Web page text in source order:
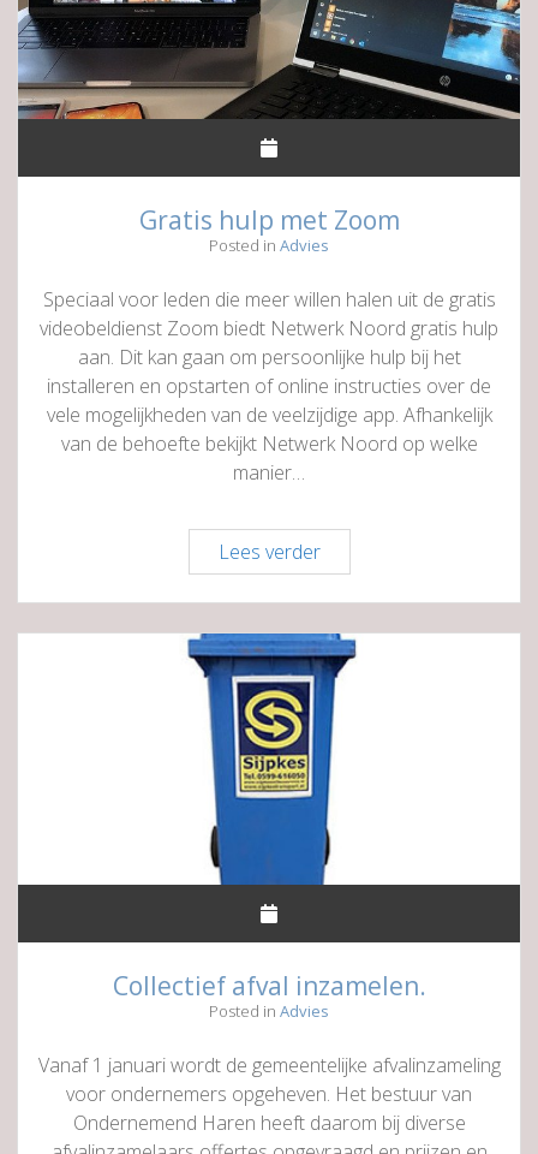
Gratis hulp met Zoom
Posted in Advies
Speciaal voor leden die meer willen halen uit de gratis
videobeldienst Zoom biedt Netwerk Noord gratis hulp
aan. Dit kan gaan om persoonlijke hulp bij het
installeren en opstarten of online instructies over de
vele mogelijkheden van de veelzijdige app. Afhankelijk
van de behoefte bekijkt Netwerk Noord op welke
manier…
Lees verderGratis
hulp
met
Zoom
Collectief afval inzamelen.
Posted in Advies
Vanaf 1 januari wordt de gemeentelijke afvalinzameling
voor ondernemers opgeheven. Het bestuur van
Ondernemend Haren heeft daarom bij diverse